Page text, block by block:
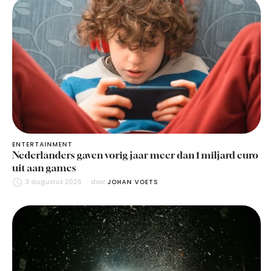
ENTERTAINMENT
Nederlanders gaven vorig jaar meer dan 1 miljard euro
uit aan games
3 augustus 2026 door JOHAN VOETS